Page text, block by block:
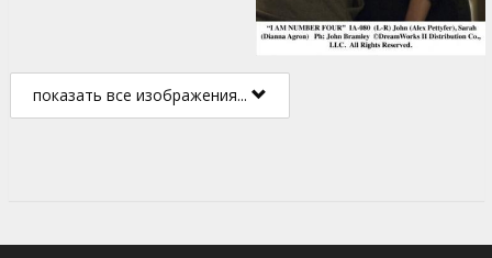
показать все изображения...